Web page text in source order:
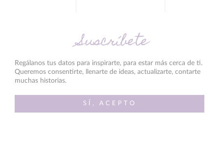
Suscríbete
Regálanos tus datos para inspirarte, para estar más cerca de ti.
Queremos consentirte, llenarte de ideas, actualizarte, contarte
muchas historias.
SÍ, ACEPTO